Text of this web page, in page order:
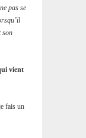
pas se
son
vient
fais un